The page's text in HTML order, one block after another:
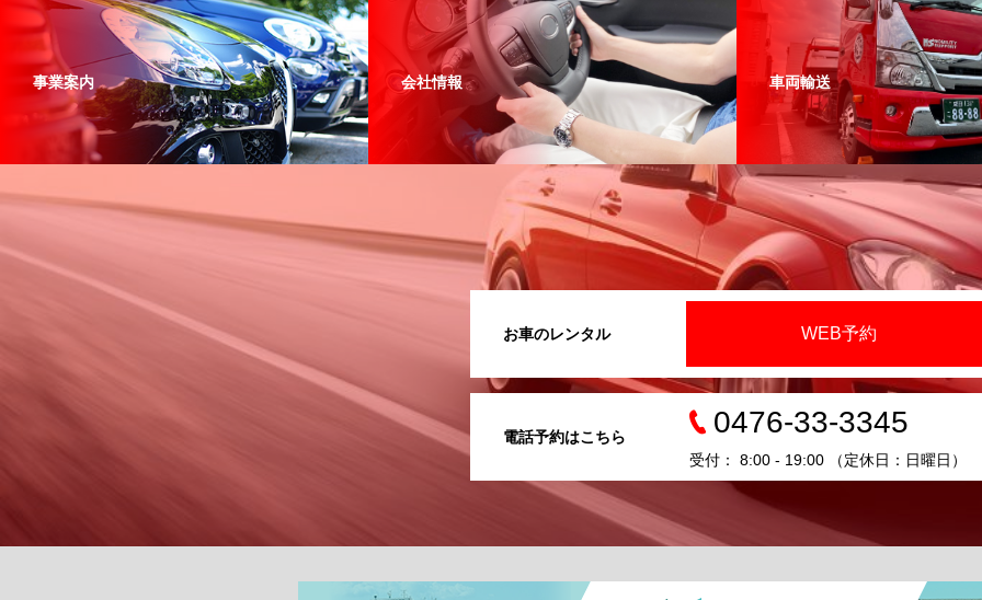
事業案内 会社情報 車両輸送
お車のレンタル WEB予約
電話予約はこちら 0476-33-3345
受付： 8:00 - 19:00 （定休日：日曜日）